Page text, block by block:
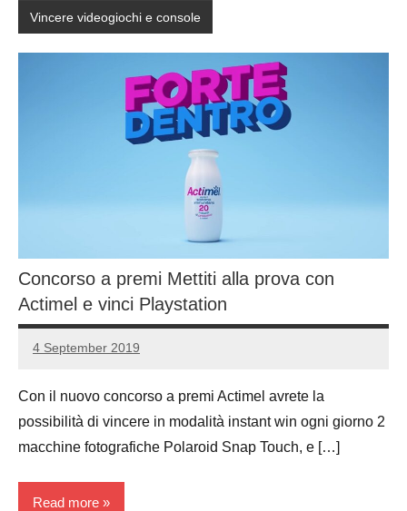
Vincere videogiochi e console
Concorso a premi Mettiti alla prova con
Actimel e vinci Playstation
4 September 2019
Luca
No
Con il nuovo concorso a premi Actimel avrete la
possibilità di vincere in modalità instant win ogni giorno 2
macchine fotografiche Polaroid Snap Touch, e […]
Read more